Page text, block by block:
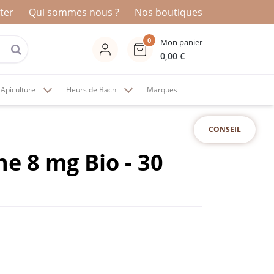
Qui sommes nous ? Nos boutiques
0 Mon panier
0,00 €
Apiculture Fleurs de Bach Marques
CONSEIL
8 mg Bio - 30